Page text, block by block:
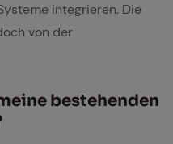
integrieren. Die
von der
be­stehen­den